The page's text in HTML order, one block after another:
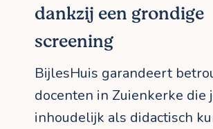
dankzij een grondige
screening
BijlesHuis garandeert
docenten in Zuienkerke die
inhoudelijk als didactisch